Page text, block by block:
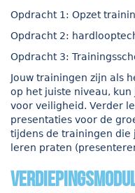
Opdracht 1: Opzet
Opdracht 2:
Opdracht 3:
Jouw trainingen zijn als
op het juiste niveau,
voor veiligheid. Verder
presentaties voor de
tijdens de trainingen die
leren praten